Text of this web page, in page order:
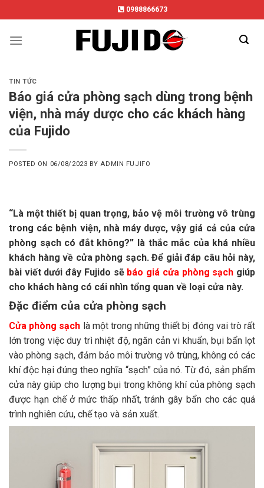
to
content
0988866673
TIN TỨC
Báo giá cửa phòng sạch dùng trong bệnh
viện, nhà máy dược cho các khách hàng
của Fujido
POSTED ON 06/08/2023 BY ADMIN FUJIFO
“Là một thiết bị quan trọng, bảo vệ môi trường vô trùng
trong các bệnh viện, nhà máy dược, vậy giá cả của cửa
phòng sạch có đắt không?” là thắc mắc của khá nhiều
khách hàng về cửa phòng sạch. Để giải đáp câu hỏi này,
bài viết dưới đây Fujido sẽ báo giá cửa phòng sạch giúp
cho khách hàng có cái nhìn tổng quan về loại cửa này.
Đặc điểm của cửa phòng sạch
Cửa phòng sạch là một trong những thiết bị đóng vai trò rất
lớn trong việc duy trì nhiệt độ, ngăn cản vi khuẩn, bụi bẩn lọt
vào phòng sạch, đảm bảo môi trường vô trùng, không có các
khí độc hại đúng theo nghĩa “sạch” của nó. Từ đó, sản phẩm
cửa này giúp cho lượng bụi trong không khí của phòng sạch
được hạn chế ở mức thấp nhất, tránh gây bẩn cho các quá
trình nghiên cứu, chế tạo và sản xuất.